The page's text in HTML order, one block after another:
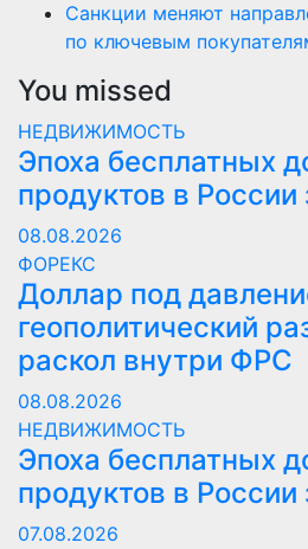
Санкции меняют
по ключевым
You missed
НЕДВИЖИМОСТЬ
Эпоха бесплатных
продуктов в
08.08.2026
ФОРЕКС
Доллар под
геополитический
раскол внутри ФРС
08.08.2026
НЕДВИЖИМОСТЬ
Эпоха бесплатных
продуктов в
07.08.2026